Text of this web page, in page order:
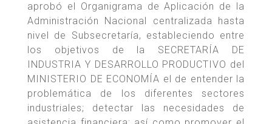
aprobó el Organigrama de Aplicación de la
Administración Nacional centralizada hasta
nivel de Subsecretaría, estableciendo entre
los objetivos de la SECRETARÍA DE
INDUSTRIA Y DESARROLLO PRODUCTIVO del
MINISTERIO DE ECONOMÍA el de entender la
problemática de los diferentes sectores
industriales; detectar las necesidades de